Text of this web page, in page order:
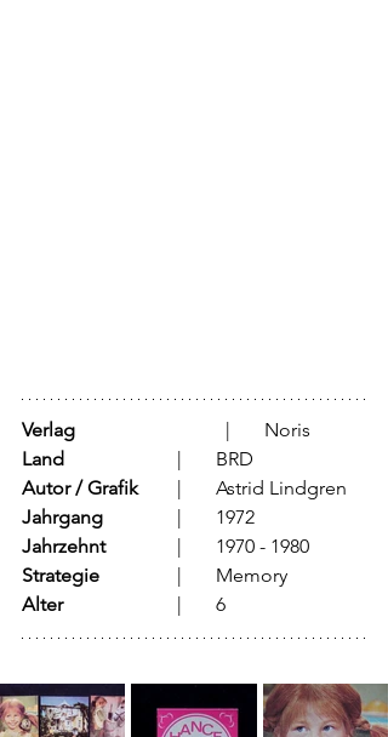
Verlag
			  |	Noris
Land
			  |	BRD
Autor / Grafik
	  |	Astrid Lindgren
Jahrgang
		  |	1972
Jahrzehnt
		  |	1970 - 1980
Strategie
Alter
			  |	6